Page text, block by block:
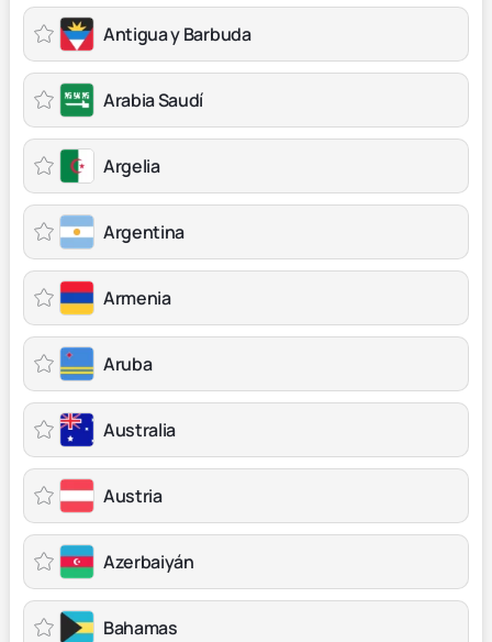
Antigua y Barbuda
Arabia Saudí
Argelia
Argentina
Armenia
Aruba
Australia
Austria
Azerbaiyán
Bahamas